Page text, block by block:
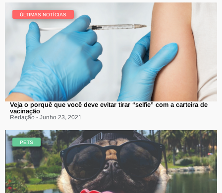
ÚLTIMAS NOTÍCIAS
Veja o porquê que você deve evitar tirar “selfie” com a carteira de
vacinação
Redação - Junho 23, 2021
PETS